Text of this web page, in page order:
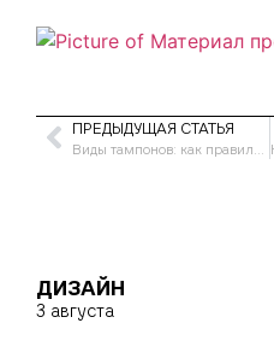
ПРЕДЫДУЩАЯ СТАТЬЯ
Виды тампонов: как правильно их выбирать
ДИЗАЙН
3 августа